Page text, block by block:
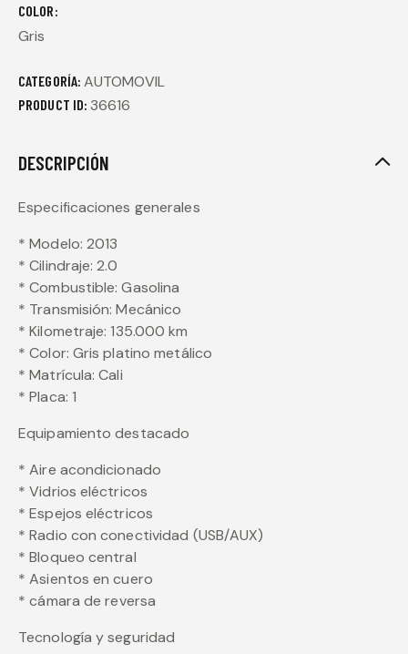
COLOR
Gris
CATEGORÍA: AUTOMOVIL
PRODUCT ID: 36616
DESCRIPCIÓN
Especificaciones generales
* Modelo: 2013
* Cilindraje: 2.0
* Combustible: Gasolina
* Transmisión: Mecánico
* Kilometraje: 135.000 km
* Color: Gris platino metálico
* Matrícula: Cali
* Placa: 1
Equipamiento destacado
* Aire acondicionado
* Vidrios eléctricos
* Espejos eléctricos
* Radio con conectividad (USB/AUX)
* Bloqueo central
* Asientos en cuero
* ⁠cámara de reversa
Tecnología y seguridad